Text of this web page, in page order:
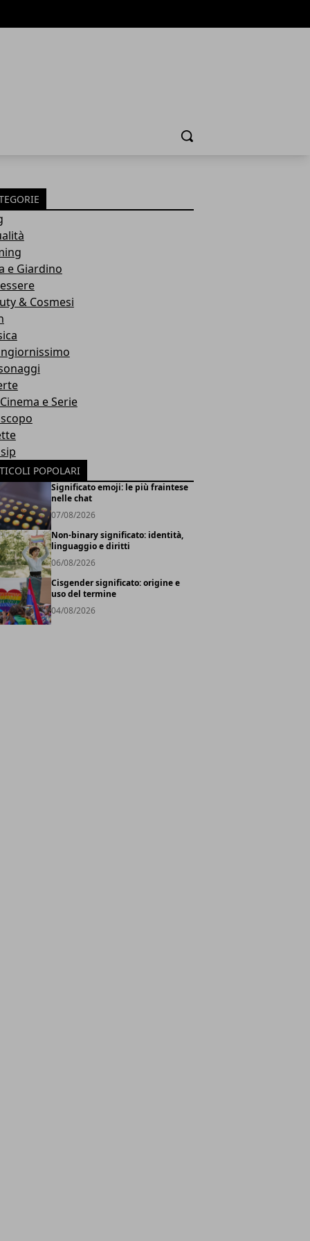
Cerca
e Giardino
& Cosmesi
e Serie
POPOLARI
Significato emoji: le più fraintese
nelle chat
07/08/2026
Non-binary significato: identità,
linguaggio e diritti
06/08/2026
Cisgender significato: origine e
uso del termine
04/08/2026